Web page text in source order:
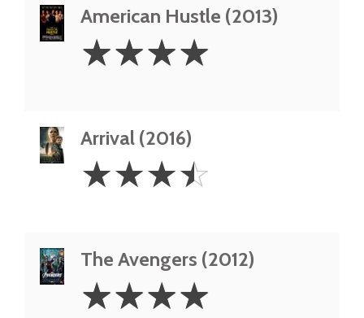
American Hustle (2013)
Stars
☆☆☆☆
Arrival (2016)
3.5
Stars
☆☆☆☆
The Avengers (2012)
Stars
☆☆☆☆